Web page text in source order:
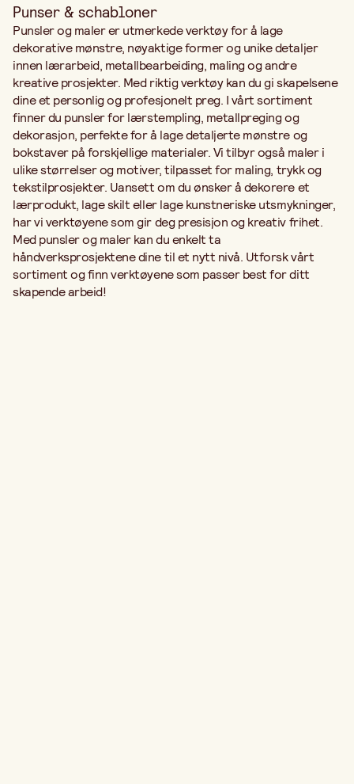
Punser & schabloner
Punsler og maler er utmerkede verktøy for å lage
dekorative mønstre, nøyaktige former og unike detaljer
innen lærarbeid, metallbearbeiding, maling og andre
kreative prosjekter. Med riktig verktøy kan du gi skapelsene
dine et personlig og profesjonelt preg. I vårt sortiment
finner du punsler for lærstempling, metallpreging og
dekorasjon, perfekte for å lage detaljerte mønstre og
bokstaver på forskjellige materialer. Vi tilbyr også maler i
ulike størrelser og motiver, tilpasset for maling, trykk og
tekstilprosjekter. Uansett om du ønsker å dekorere et
lærprodukt, lage skilt eller lage kunstneriske utsmykninger,
har vi verktøyene som gir deg presisjon og kreativ frihet.
Med punsler og maler kan du enkelt ta
håndverksprosjektene dine til et nytt nivå. Utforsk vårt
sortiment og finn verktøyene som passer best for ditt
skapende arbeid!